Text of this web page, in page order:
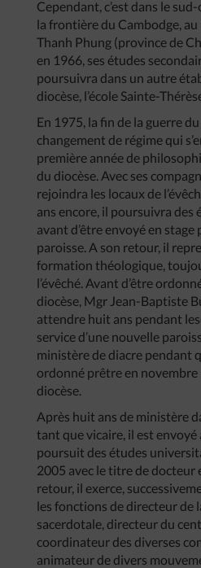
Cependant, c’est dans le
la frontière du Cambodge,
Thanh Phung (province de
en 1966, ses études
poursuivra dans un autre
diocèse, l’école Sainte-
En 1975, la fin de la guerre
changement de régime qui
première année de
du diocèse. Avec ses
rejoindra les locaux de
ans encore, il poursuivra des
avant d’être envoyé en
paroisse. A son retour, il
formation théologique,
l’évêché. Avant d’être
diocèse, Mgr Jean-Baptiste
attendre huit ans pendant
service d’une nouvelle
ministère de diacre pendant
ordonné prêtre en novembre
diocèse.
Après huit ans de ministère
tant que vicaire, il est
poursuit des études
2005 avec le titre de docteur
retour, il exerce,
les fonctions de directeur de
sacerdotale, directeur du
coordinateur des diverses
animateur de divers